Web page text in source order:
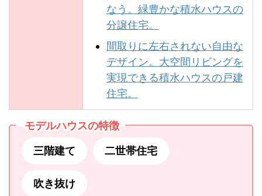
なう。緑豊かな積⽔ハウスの
分譲住宅。
間取りに左右されない自由な
デザイン。大空間リビングを
実現できる積水ハウスの戸建
住宅。
モデルハウスの特徴
三階建て 二世帯住宅
吹き抜け